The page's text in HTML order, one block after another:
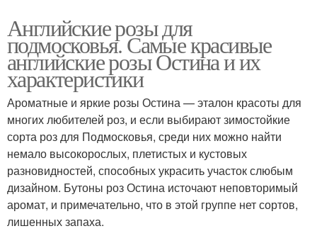
Английские розы для
подмосковья. Самые красивые
английские розы Остина и их
характеристики
Ароматные и яркие розы Остина — эталон красоты для
многих любителей роз, и если выбирают зимостойкие
сорта роз для Подмосковья, среди них можно найти
немало высокорослых, плетистых и кустовых
разновидностей, способных украсить участок слюбым
дизайном. Бутоны роз Остина источают неповторимый
аромат, и примечательно, что в этой группе нет сортов,
лишенных запаха.